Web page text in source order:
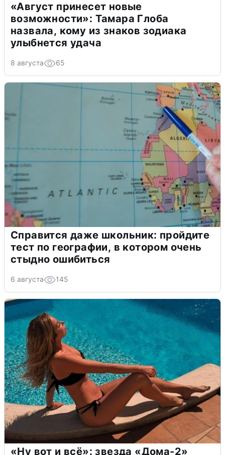
«Август принесет новые
возможности»: Тамара Глоба
назвала, кому из знаков зодиака
улыбнется удача
8 августа 65
Справится даже школьник: пройдите
тест по географии, в котором очень
стыдно ошибиться
6 августа 145
«Ну вот и всё»: звезда «Дома-2»